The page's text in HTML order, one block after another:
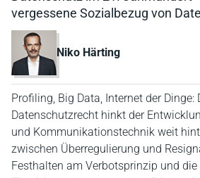
vergessene Sozialbezug von
Niko Härting
Profiling, Big Data, Internet der Dinge:
Datenschutzrecht hinkt der
und Kommunikationstechnik weit
zwischen Überregulierung und
Festhalten am Verbotsprinzip und